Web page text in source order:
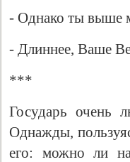
- Однако ты выше
- Длиннее, Ваше
***
Государь очень
Однажды,
его: можно ли